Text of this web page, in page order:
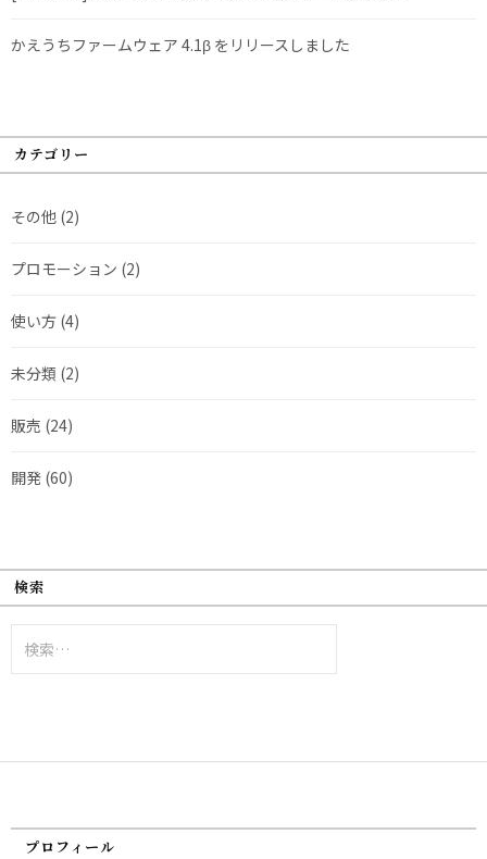
かえうちファームウェア 4.1β をリリースしました
カテゴリー
その他 (2)
プロモーション (2)
使い方 (4)
未分類 (2)
販売 (24)
開発 (60)
検索
索:
プロフィール